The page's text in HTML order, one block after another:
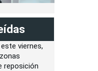
viernes,
reposición